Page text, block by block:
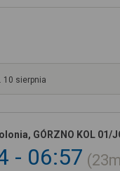
10 sierpnia
GÓRZNO KOL 01/
06:57